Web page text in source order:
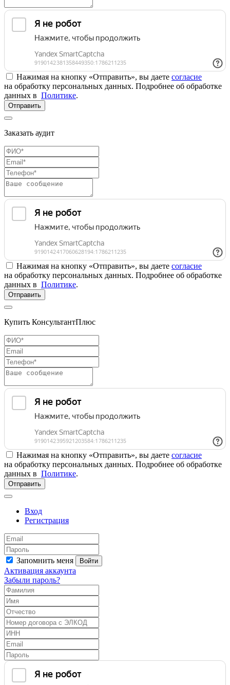
Нажимая на кнопку «Отправить», вы даете согласие
на обработку персональных данных. Подробнее об обработке
данных в Политике.
Отправить
Заказать аудит
Нажимая на кнопку «Отправить», вы даете согласие
на обработку персональных данных. Подробнее об обработке
данных в Политике.
Отправить
Купить КонсультантПлюс
Нажимая на кнопку «Отправить», вы даете согласие
на обработку персональных данных. Подробнее об обработке
данных в Политике.
Отправить
Вход
Регистрация
Запомнить меня Войти
Активация аккаунта
Забыли пароль?